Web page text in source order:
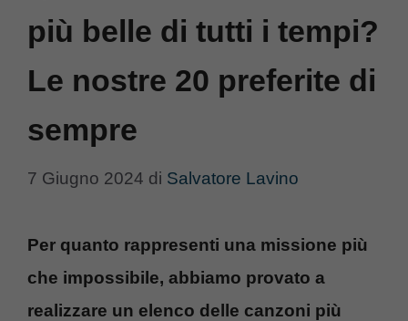
più belle di tutti i tempi?
Le nostre 20 preferite di
sempre
7 Giugno 2024 di Salvatore Lavino
Per quanto rappresenti una missione più
che impossibile, abbiamo provato a
realizzare un elenco delle canzoni più